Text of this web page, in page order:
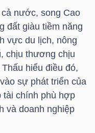
nước, song Cao
đất giàu tiềm năng
vực du lịch, nông
chịu thương chịu
hiểu điều đó,
sự phát triển của
tài chính phù hợp
và doanh nghiệp